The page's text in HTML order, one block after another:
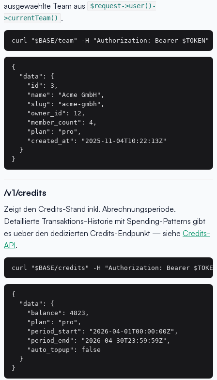
ausgewaehlte Team aus
$request->user()-
>currentTeam() .
{
  "data": {
    "id": 3,
    "name": "Acme GmbH",
    "slug": "acme-gmbh",
    "owner_id": 12,
    "member_count": 4,
    "plan": "pro",
    "created_at": "2025-11-04T10:22:13Z"
  }
/v1/credits
Zeigt den Credits-Stand inkl. Abrechnungsperiode.
Detaillierte Transaktions-Historie mit Spending-Patterns gibt
es ueber den dedizierten Credits-Endpunkt — siehe Credits-
API.
{
  "data": {
    "balance": 4823,
    "plan": "pro",
    "period_start": "2026-04-01T00:00:00Z",
    "period_end": "2026-04-30T23:59:59Z",
    "auto_topup": false
  }